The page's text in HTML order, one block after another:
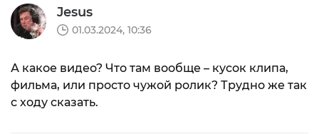
Jesus
01.03.2024, 10:36
А какое видео? Что там вообще – кусок клипа,
фильма, или просто чужой ролик? Трудно же так
с ходу сказать.